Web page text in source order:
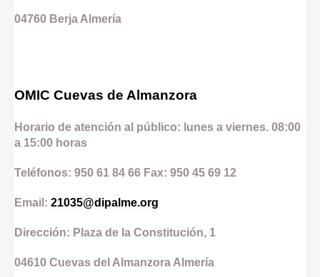
04760 Berja Almería
OMIC Cuevas de Almanzora
Horario de atención al público: lunes a viernes. 08:00
a 15:00 horas
Teléfonos: 950 61 84 66 Fax: 950 45 69 12
Email: 21035@dipalme.org
Dirección: Plaza de la Constitución, 1
04610 Cuevas del Almanzora Almería